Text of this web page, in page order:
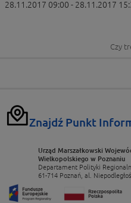
28.11.2017 09:00 - 28.11.2017
Czy
Znajdź Punkt
Urząd Marszałkowski
Wielkopolskiego w Poznaniu
Departament Polityki
61-714 Poznań, al.